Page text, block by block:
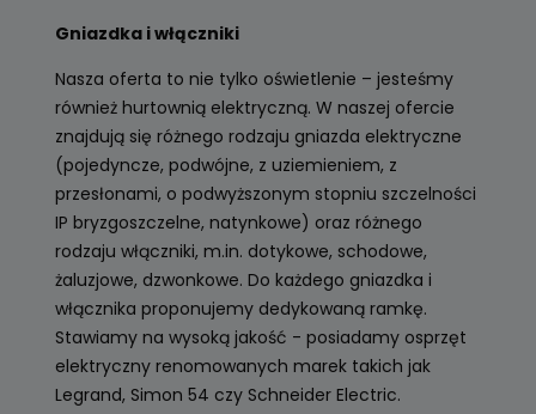
Gniazdka i włączniki
Nasza oferta to nie tylko oświetlenie – jesteśmy
również hurtownią elektryczną. W naszej ofercie
znajdują się różnego rodzaju gniazda elektryczne
(pojedyncze, podwójne, z uziemieniem, z
przesłonami, o podwyższonym stopniu szczelności
IP bryzgoszczelne, natynkowe) oraz różnego
rodzaju włączniki, m.in. dotykowe, schodowe,
żaluzjowe, dzwonkowe. Do każdego gniazdka i
włącznika proponujemy dedykowaną ramkę.
Stawiamy na wysoką jakość - posiadamy osprzęt
elektryczny renomowanych marek takich jak
Legrand, Simon 54 czy Schneider Electric.